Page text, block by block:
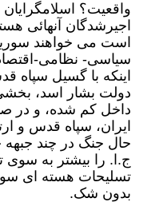
واقعیت؟
است می خواهند
سیاسی- نظامی-
اینکه با گسیل سپاه
دولت بشار اسد،
داخل کم شده، و در
ایران، سپاه قدس و
حال جنگ در چند جبهه
ج.ا. را بیشتر به سوی
تسلیحات هسته ای
بدون شک.